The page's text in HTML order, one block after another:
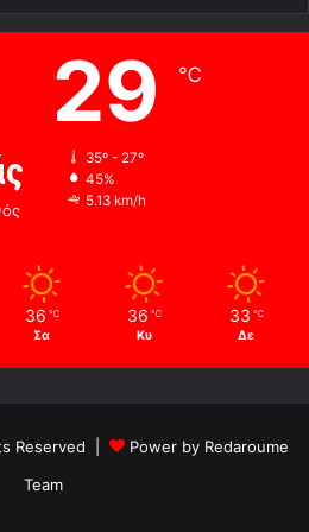
29 ℃
35º - 27º
45%
5.13 km/h
36 ℃
Σα
36 ℃
Κυ
33 ℃
Δε
Reserved |
Power by Redaroume
Team